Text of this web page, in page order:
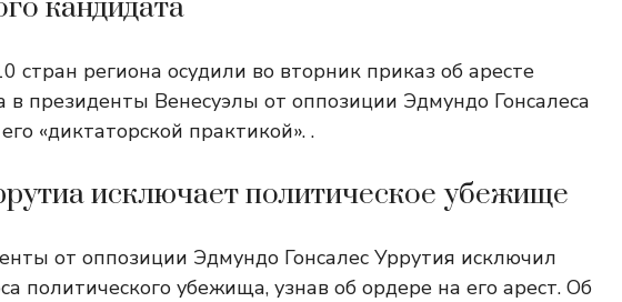
кандидата
региона осудили во вторник приказ об аресте
президенты Венесуэлы от оппозиции Эдмундо Гонсалеса
«диктаторской практикой». .
исключает политическое убежище
от оппозиции Эдмундо Гонсалес Уррутия исключил
политического убежища, узнав об ордере на его арест. Об